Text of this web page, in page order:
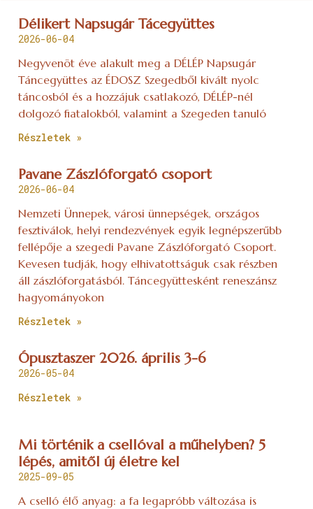
Délikert Napsugár Tácegyüttes
2026-06-04
Negyvenöt éve alakult meg a DÉLÉP Napsugár
Táncegyüttes az ÉDOSZ Szegedből kivált nyolc
táncosból és a hozzájuk csatlakozó, DÉLÉP-nél
dolgozó fiatalokból, valamint a Szegeden tanuló
Részletek »
Pavane Zászlóforgató csoport
2026-06-04
Nemzeti Ünnepek, városi ünnepségek, országos
fesztiválok, helyi rendezvények egyik legnépszerűbb
fellépője a szegedi Pavane Zászlóforgató Csoport.
Kevesen tudják, hogy elhivatottságuk csak részben
áll zászlóforgatásból. Táncegyüttesként reneszánsz
hagyományokon
Részletek »
Ópusztaszer 2026. április 3-6
2026-05-04
Részletek »
Mi történik a csellóval a műhelyben? 5
lépés, amitől új életre kel
2025-09-05
A cselló élő anyag: a fa legapróbb változása is